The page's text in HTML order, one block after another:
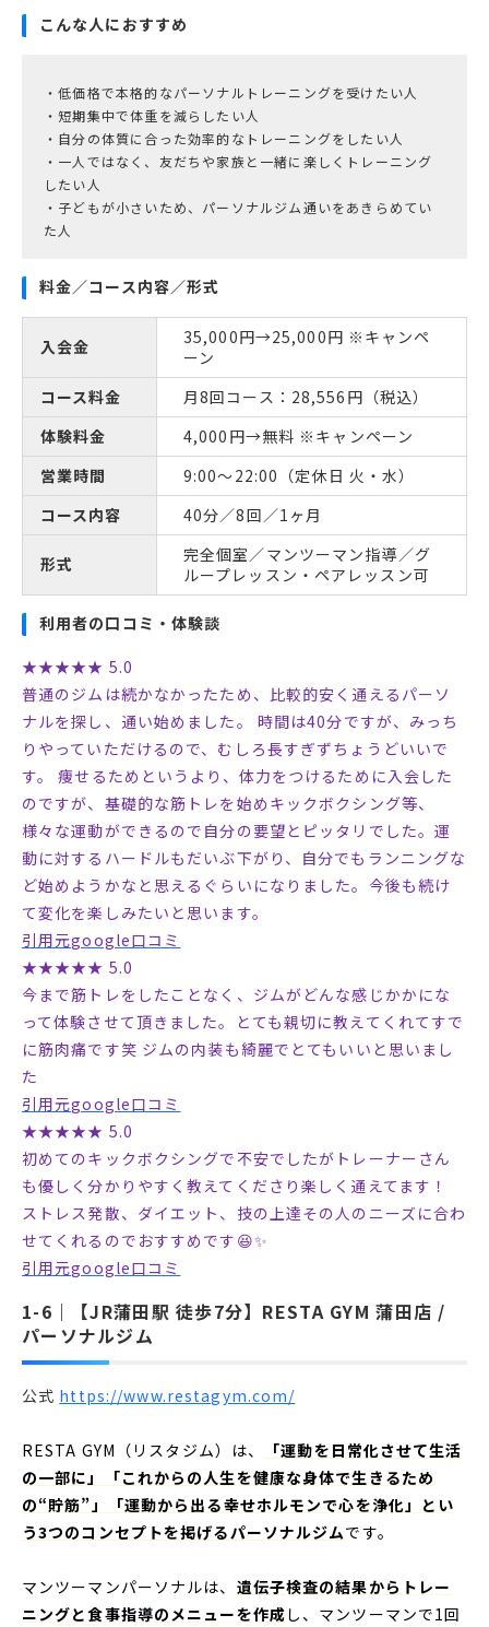
こんな人におすすめ
・低価格で本格的なパーソナルトレーニングを受けたい人
・短期集中で体重を減らしたい人
・自分の体質に合った効率的なトレーニングをしたい人
・一人ではなく、友だちや家族と一緒に楽しくトレーニング
したい人
・子どもが小さいため、パーソナルジム通いをあきらめてい
た人
料金／コース内容／形式
入会金
35,000円→25,000円 ※キャンペ
ーン
コース料金
月8回コース：28,556円（税込）
体験料金
4,000円→無料 ※キャンペーン
営業時間
9:00〜22:00（定休日 火・水）
コース内容
40分／8回／1ヶ月
形式
完全個室／マンツーマン指導／グ
ループレッスン・ペアレッスン可
利用者の口コミ・体験談
★★★★★ 5.0
普通のジムは続かなかったため、比較的安く通えるパーソ
ナルを探し、通い始めました。 時間は40分ですが、みっち
りやっていただけるので、むしろ長すぎずちょうどいいで
す。 痩せるためというより、体力をつけるために入会した
のですが、基礎的な筋トレを始めキックボクシング等、
様々な運動ができるので自分の要望とピッタリでした。運
動に対するハードルもだいぶ下がり、自分でもランニングな
ど始めようかなと思えるぐらいになりました。今後も続け
て変化を楽しみたいと思います。
引用元google口コミ
★★★★★ 5.0
今まで筋トレをしたことなく、ジムがどんな感じかかにな
って体験させて頂きました。とても親切に教えてくれてすで
に筋肉痛です笑 ジムの内装も綺麗でとてもいいと思いまし
た
引用元google口コミ
★★★★★ 5.0
初めてのキックボクシングで不安でしたがトレーナーさん
も優しく分かりやすく教えてくださり楽しく通えてます！
ストレス発散、ダイエット、技の上達その人のニーズに合わ
せてくれるのでおすすめです😆✨
引用元google口コミ
【JR蒲田駅 徒歩7分】RESTA GYM 蒲田店 /
パーソナルジム
公式 https://www.restagym.com/
RESTA GYM（リスタジム）は、
「運動を日常化させて生活
の一部に」「これからの人生を健康な身体で生きるため
の“貯筋”」「運動から出る幸せホルモンで心を浄化」とい
う3つのコンセプトを掲げるパーソナルジムです。
マンツーマンパーソナルは、 遺伝子検査の結果からトレー
ニングと食事指導のメニューを作成 し、マンツーマンで1回